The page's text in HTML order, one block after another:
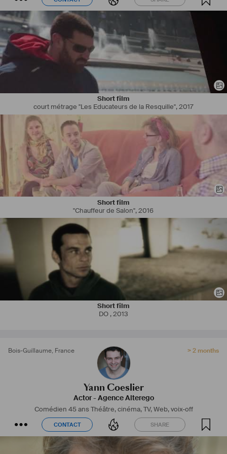
Short film
court métrage "Les Educateurs de la Resquille",2017
Short film
"Chauffeur de Salon",2016
Short film
DO ,2013
Bois-Guillaume, France > 2 months
Yann Coeslier
Actor-Agence Alterego
Comédien 45 ans Théâtre, cinéma, TV, Web, voix-off
CONTACT SHARE
CONTACT SHARE